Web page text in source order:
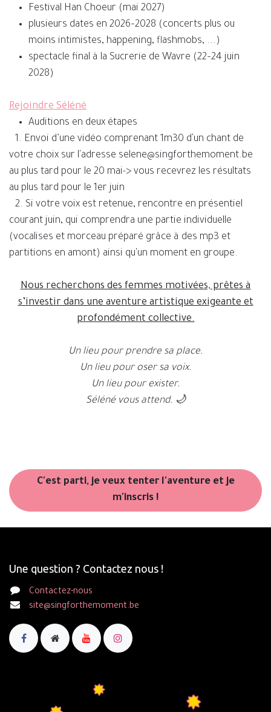
Festival Han Choeur (mai 2027)
plusieurs dates en 2026–2028 (concerts plus ou
moins intimistes, happening, flashmobs, ...)
spectacle final à la Sucrerie de Wavre (22–24 juin
2028)
Rejoindre Séléné
Auditions en deux étapes
​1. Envoi d’une vidéo comprenant 1m30 d'un chant de
votre choix sur l'adresse selene@singforthemoment.be
au plus tard pour le 20 mai-> vous recevrez les résultats
au plus tard pour le 1er juin
​2. Si votre voix est retenue, rencontre en présentiel
courant juin, qui comprendra une partie individuelle
(vocalises et morceau préparé grâce à des mp3 et
partitions en amont) ainsi qu'un moment en groupe.
Nous recherchons des femmes motivées, prêtes à
s’investir dans une aventure artistique exigeante et
profondément collective.
Un lieu pour prendre sa place.
Un lieu pour oser sa voix.
Un lieu pour exister.
Séléné vous attend. 🌙
C'est parti, je veux tenter l'aventure et je
m'inscris !
Une question ? Contactez nous !
Contactez-nous
site@singforthemoment.be